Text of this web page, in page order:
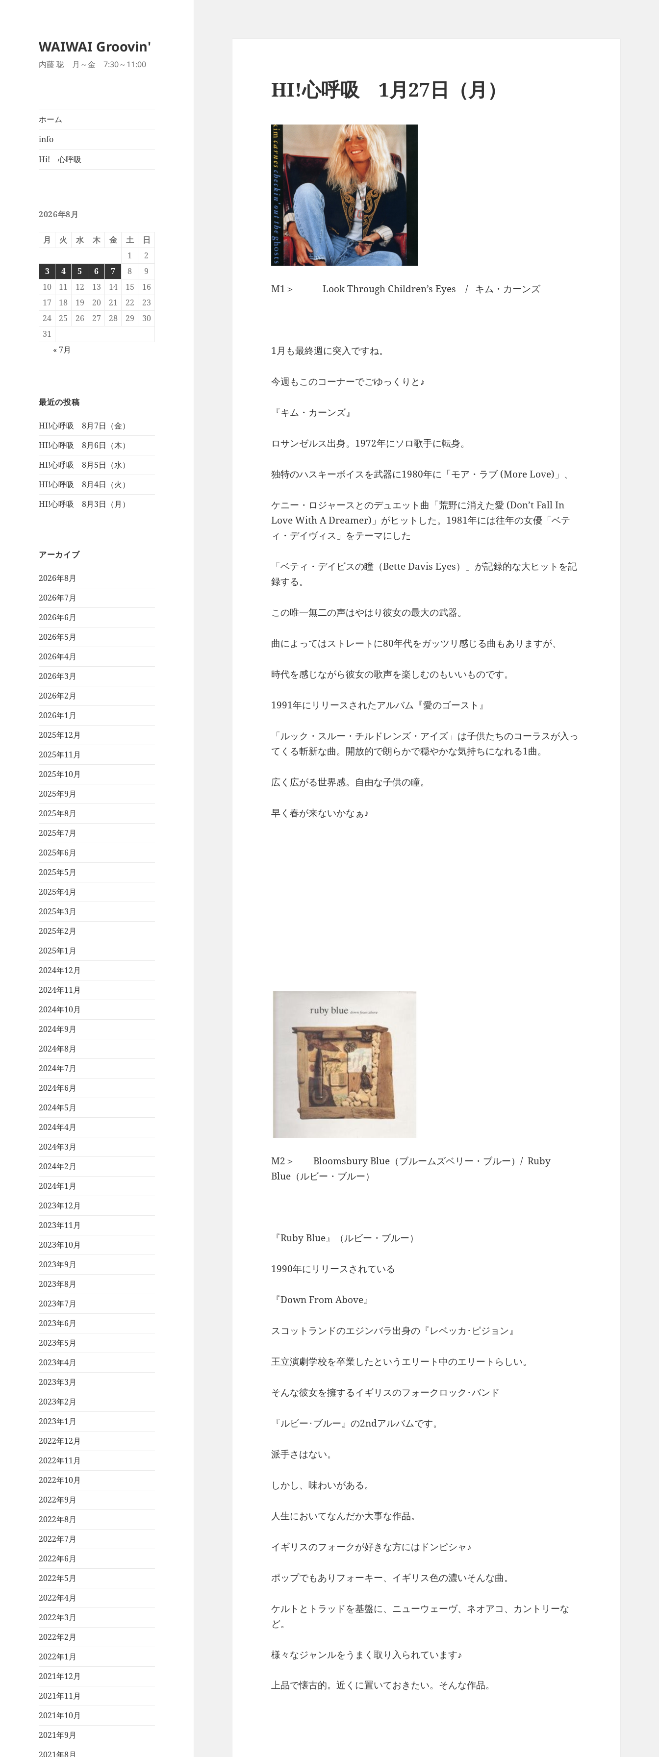
WAIWAI Groovin'
内藤 聡 月～金 7:30～11:00
ホーム
info
Hi! 心呼吸
2026年8月
月 火 水 木 金 土
日
1
2
3
4 5 6 7 8
9
10
11 12 13 14 15
16
17
18 19 20 21 22
23
24
25 26 27 28 29
30
31
« 7月
最近の投稿
HI!心呼吸 8月7日（金）
HI!心呼吸 8月6日（木）
HI!心呼吸 8月5日（水）
HI!心呼吸 8月4日（火）
HI!心呼吸 8月3日（月）
アーカイブ
2026年8月
2026年7月
2026年6月
2026年5月
2026年4月
2026年3月
2026年2月
2026年1月
2025年12月
2025年11月
2025年10月
2025年9月
2025年8月
2025年7月
2025年6月
2025年5月
2025年4月
2025年3月
2025年2月
2025年1月
2024年12月
2024年11月
2024年10月
2024年9月
2024年8月
2024年7月
2024年6月
2024年5月
2024年4月
2024年3月
2024年2月
2024年1月
2023年12月
2023年11月
2023年10月
2023年9月
2023年8月
2023年7月
2023年6月
2023年5月
2023年4月
2023年3月
2023年2月
2023年1月
2022年12月
2022年11月
2022年10月
2022年9月
2022年8月
2022年7月
2022年6月
2022年5月
2022年4月
2022年3月
2022年2月
2022年1月
2021年12月
2021年11月
2021年10月
2021年9月
2021年8月
HI!心呼吸 1月27日（月）
M1＞ Look Through Children’s Eyes / キム・カーンズ
1月も最終週に突入ですね。
今週もこのコーナーでごゆっくりと♪
『キム・カーンズ』
ロサンゼルス出身。1972年にソロ歌手に転身。
独特のハスキーボイスを武器に1980年に「モア・ラブ (More Love)」、
ケニー・ロジャースとのデュエット曲「荒野に消えた愛 (Don’t Fall In
Love With A Dreamer)」がヒットした。1981年には往年の女優「ベテ
ィ・デイヴィス」をテーマにした
「ベティ・デイビスの瞳（Bette Davis Eyes）」が記録的な大ヒットを記
録する。
この唯一無二の声はやはり彼女の最大の武器。
曲によってはストレートに80年代をガッツリ感じる曲もありますが、
時代を感じながら彼女の歌声を楽しむのもいいものです。
1991年にリリースされたアルバム『愛のゴースト』
「ルック・スルー・チルドレンズ・アイズ」は子供たちのコーラスが入っ
てくる斬新な曲。開放的で朗らかで穏やかな気持ちになれる1曲。
広く広がる世界感。自由な子供の瞳。
早く春が来ないかなぁ♪
M2＞ Bloomsbury Blue（ブルームズベリー・ブルー）/ Ruby
Blue（ルビー・ブルー）
『Ruby Blue』（ルビー・ブルー）
1990年にリリースされている
『Down From Above』
スコットランドのエジンバラ出身の『レベッカ･ピジョン』
王立演劇学校を卒業したというエリート中のエリートらしい。
そんな彼女を擁するイギリスのフォークロック･バンド
『ルビー･ブルー』の2ndアルバムです。
派手さはない。
しかし、味わいがある。
人生においてなんだか大事な作品。
イギリスのフォークが好きな方にはドンピシャ♪
ポップでもありフォーキー、イギリス色の濃いそんな曲。
ケルトとトラッドを基盤に、ニューウェーヴ、ネオアコ、カントリーな
ど。
様々なジャンルをうまく取り入られています♪
上品で懐古的。近くに置いておきたい。そんな作品。